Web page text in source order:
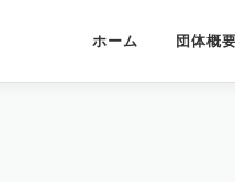
ホーム 団体概要